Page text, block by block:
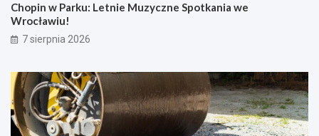
Chopin w Parku: Letnie Muzyczne Spotkania we
Wrocławiu!
7 sierpnia 2026